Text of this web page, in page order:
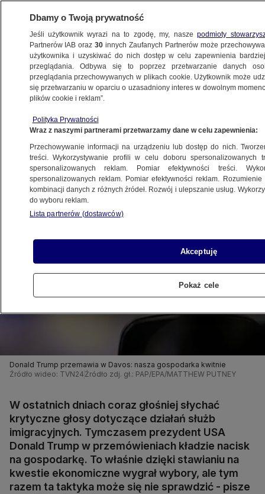
BIZNES
ZE ŚWIATA
pożałować"
29.01.2026, 14:00
Posłuchaj artykułu
Czyta lektor AI
Donald Trump przemawia w Davos: nasza gospodarka kwitnie
Źródło wideo: TVN24 Źródło zdj. gł.: PAP/EPA/MATTHEW PUTNEY
W ostatnich dniach coraz głośniej słychać
krytyczne głosy dotyczące działań służb
imigracyjnych. Tymczasem prezydent USA
Donald Trump w przemówieniach kładzie nacisk
na gospodarkę. To właśnie dzięki stawianiu na
kwestie ekonomiczne wygrał wybory, ale tym
razem ta taktyka może się nie sprawdzić - pisze
Dbamy o Twoją prywatność
Jeśli użytkownik wyrazi na to zgodę, my, naszepodmioty
Partnerów IAB oraz30 innych Zaufanych Partnerów może
użytkownika i uzyskiwać do nich dostęp w celu zapewnienia
przeglądania. Odbywa się to poprzez przetwarzanie danych
przeglądania przechowywanych w plikach cookie. Użytkownik może
się przetwarzaniu w oparciu o uzasadniony interes w dowolnym
plików cookie i reklam”.
Polityka Prywatności
Wraz z naszymi partnerami przetwarzamy dane w celu zapewnienia:
Przechowywanie informacji na urządzeniu lub dostęp do nich.
treści. Wykorzystywanie profili w celu doboru spersonalizowanych
spersonalizowanych reklam. Pomiar efektywności treści.
spersonalizowanych reklam. Pomiar efektywności reklam.
kombinacji danych z różnych źródeł. Rozwój i ulepszanie usług.
do wyboru reklam.
Lista partnerów (dostawców)
Akceptuję
Pokaż cele